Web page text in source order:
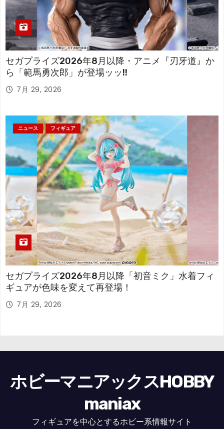
セガプライズ2026年8月以降・アニメ『刃牙道』か
ら「範馬勇次郎」が登場ッッ!!
7月 29, 2026
ニュース フィギュア
セガプライズ2026年8月以降「初音ミク」水着フィ
ギュアが色味を変えて再登場！
7月 29, 2026
ホビーマニアックスHOBBY
maniax
フィギュアを中心とするホビー系情報サイト